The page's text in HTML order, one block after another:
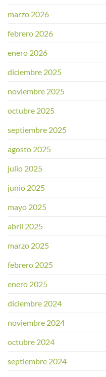
marzo 2026
febrero 2026
enero 2026
diciembre 2025
noviembre 2025
octubre 2025
septiembre 2025
agosto 2025
julio 2025
junio 2025
mayo 2025
abril 2025
marzo 2025
febrero 2025
enero 2025
diciembre 2024
noviembre 2024
octubre 2024
septiembre 2024